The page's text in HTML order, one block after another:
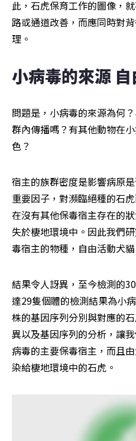
此，石虎保育工作的圖像，
路或通道改善，而應同時對
理。
小病毒的來源
問題是，小病毒的來源為何
群內傳播嗎？有其他動物在
色？
宿主的族群密度是影響病原
重要因子，對瀕臨絕種的石
在沒有其他保毒宿主存在的
失於棲地環境中。因此我們
毒宿主的物種，自由活動犬
結果令人訝異，至今檢測的
達29隻個體的檢測結果為小
株的基因序列分別與對應的
異以及基因序列的分析，讓
病毒的主要保毒宿主，而且
染給棲地環境中的石虎。